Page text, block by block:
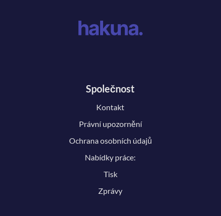
Společnost
Kontakt
Právní upozornění
Ochrana osobních údajů
Nabídky práce:
Tisk
Zprávy